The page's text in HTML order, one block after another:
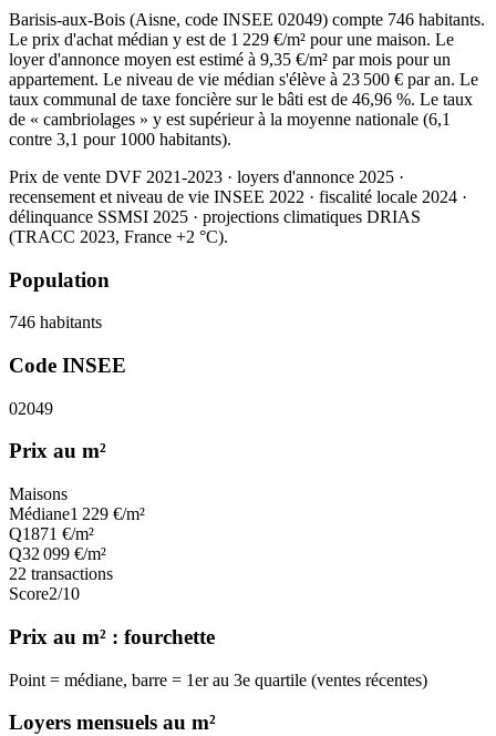
Barisis-aux-Bois (Aisne, code INSEE 02049) compte 746 habitants.
Le prix d'achat médian y est de 1 229 €/m² pour une maison. Le
loyer d'annonce moyen est estimé à 9,35 €/m² par mois pour un
appartement. Le niveau de vie médian s'élève à 23 500 € par an. Le
taux communal de taxe foncière sur le bâti est de 46,96 %. Le taux
de « cambriolages » y est supérieur à la moyenne nationale (6,1
contre 3,1 pour 1000 habitants).
Prix de vente DVF 2021-2023 · loyers d'annonce 2025 ·
recensement et niveau de vie INSEE 2022 · fiscalité locale 2024 ·
délinquance SSMSI 2025 · projections climatiques DRIAS
(TRACC 2023, France +2 °C).
Population
746 habitants
Code INSEE
02049
Prix au m²
Maisons
Médiane1 229 €/m²
Q1871 €/m²
Q32 099 €/m²
22 transactions
Score2/10
Prix au m² : fourchette
Point = médiane, barre = 1er au 3e quartile (ventes récentes)
Loyers mensuels au m²